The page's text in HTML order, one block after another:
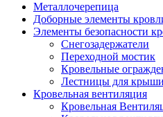
Металлочерепица
Доборные элементы
Элементы безопасности
Снегозадержатели
Переходной мостик
Кровельные
Лестницы для крыши
Кровельная вентиляция
Кровельная